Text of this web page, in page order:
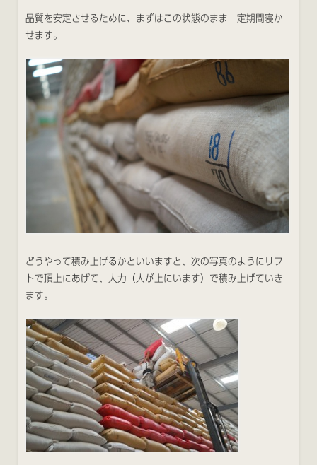
品質を安定させるために、まずはこの状態のまま一定期間寝か
せます。
どうやって積み上げるかといいますと、次の写真のようにリフ
トで頂上にあげて、人力（人が上にいます）で積み上げていき
ます。